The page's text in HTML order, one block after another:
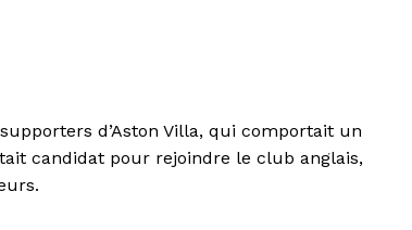
d’Aston Villa, qui comportait un
candidat pour rejoindre le club anglais,